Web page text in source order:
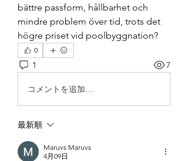
bättre passform, hållbarhet och
mindre problem över tid, trots det
högre priset vid poolbyggnation?
0
1 7
コメントを追加…
最新順
Maruvs Maruvs
4月09日